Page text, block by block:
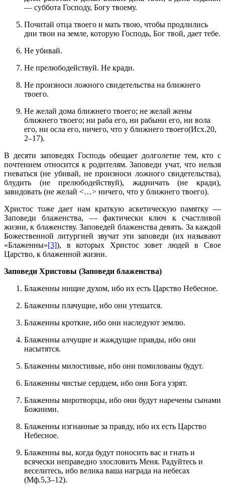
— суббота Господу, Богу твоему.
Почитай отца твоего и мать твою, чтобы продлились
дни твои на земле, которую Господь, Бог твой, дает тебе.
Не убивай.
Не прелюбодействуй. Не кради.
Не произноси ложного свидетельства на ближнего
твоего.
Не желай дома ближнего твоего; не желай жены
ближнего твоего; ни раба его, ни рабыни его, ни вола
его, ни осла его, ничего, что у ближнего твоего(Исх.20,
2–17).
В десяти заповедях Господь обещает долголетие тем, кто с
почтением относится к родителям. Заповеди учат, что нельзя
гневаться (не убивай, не произноси ложного свидетельства),
блудить (не прелюбодействуй), жадничать (не кради),
завидовать (не желай <…> ничего, что у ближнего твоего).
Христос тоже дает нам краткую аскетическую памятку —
Заповеди блаженства, — фактически ключ к счастливой
жизни, к блаженству. Заповедей блаженства девять. За каждой
Божественной литургией звучат эти заповеди (их называют
«Блаженны»[3]), в которых Христос зовет людей в Свое
Царство, к блаженной жизни.
Заповеди Христовы (Заповеди блаженства)
Блаженны нищие духом, ибо их есть Царство Небесное.
Блаженны плачущие, ибо они утешатся.
Блаженны кроткие, ибо они наследуют землю.
Блаженны алчущие и жаждущие правды, ибо они
насытятся.
Блаженны милостивые, ибо они помилованы будут.
Блаженны чистые сердцем, ибо они Бога узрят.
Блаженны миротворцы, ибо они будут наречены сынами
Божиими.
Блаженны изгнанные за правду, ибо их есть Царство
Небесное.
Блаженны вы, когда будут поносить вас и гнать и
всячески неправедно злословить Меня. Радуйтесь и
веселитесь, ибо велика ваша награда на небесах
(Мф.5,3–12).